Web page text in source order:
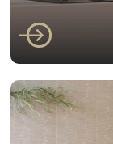
Faber
Faber E-
RD